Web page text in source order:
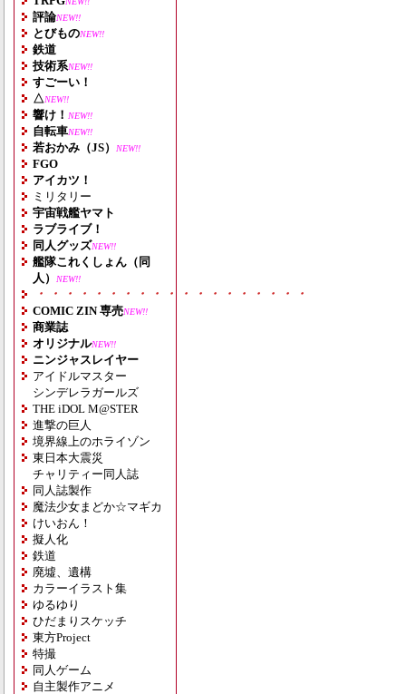
評論NEW!!
とびものNEW!!
鉄道
技術系NEW!!
すごーい！
△NEW!!
響け！ NEW!!
自転車NEW!!
若おかみ（JS） NEW!!
FGO
アイカツ！
ミリタリー
宇宙戦艦ヤマト
ラブライブ！
同人グッズNEW!!
艦隊これくしょん（同
人）
NEW!!
・・・・・・・・・・・・・・・・・・・
COMIC ZIN 専売NEW!!
商業誌
オリジナルNEW!!
ニンジャスレイヤー
アイドルマスター
シンデレラガールズ
THE iDOL M@STER
進撃の巨人
境界線上のホライゾン
東日本大震災
チャリティー同人誌
同人誌製作
魔法少女まどか☆マギカ
けいおん！
擬人化
鉄道
廃墟、遺構
カラーイラスト集
ゆるゆり
ひだまりスケッチ
東方Project
特撮
同人ゲーム
自主製作アニメ